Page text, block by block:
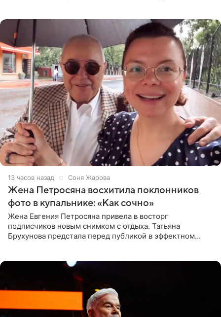
13 часов назад Соня Жарова
Жена Петросяна восхитила поклонников
фото в купальнике: «Как сочно»
Жена Евгения Петросяна привела в восторг
подписчиков новым снимком с отдыха. Татьяна
Брухунова предстала перед публикой в эффектном